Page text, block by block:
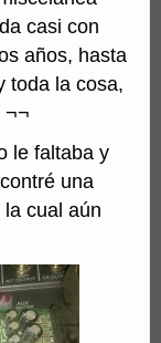
casi con
años, hasta
toda la cosa,
¬¬
le faltaba y
una
cual aún